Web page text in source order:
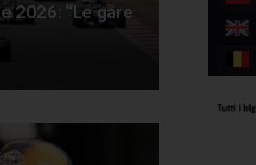
2026: “Le gare